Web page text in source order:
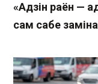
«Адзін раён —
сам сабе